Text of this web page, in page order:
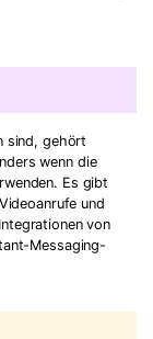
sind, gehört
wenn die
Es gibt
und
von
Messaging-